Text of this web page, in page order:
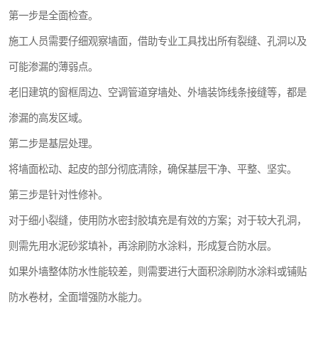
第一步是全面检查。
施工人员需要仔细观察墙面，借助专业工具找出所有裂缝、孔洞以及
可能渗漏的薄弱点。
老旧建筑的窗框周边、空调管道穿墙处、外墙装饰线条接缝等，都是
渗漏的高发区域。
第二步是基层处理。
将墙面松动、起皮的部分彻底清除，确保基层干净、平整、坚实。
第三步是针对性修补。
对于细小裂缝，使用防水密封胶填充是有效的方案；对于较大孔洞，
则需先用水泥砂浆填补，再涂刷防水涂料，形成复合防水层。
如果外墙整体防水性能较差，则需要进行大面积涂刷防水涂料或铺贴
防水卷材，全面增强防水能力。